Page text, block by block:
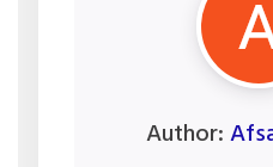
Author: